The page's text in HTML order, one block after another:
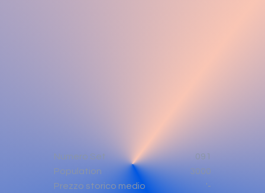
Numero Set
Population
Prezzo storico medio
091
3000
'-